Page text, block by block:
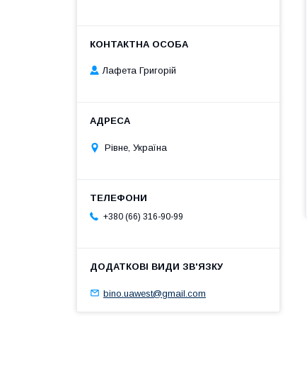
Лафета Григорій
Рівне, Україна
+380 (66) 316-90-99
bino.uawest@gmail.com